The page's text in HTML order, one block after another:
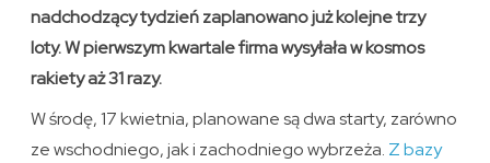
nadchodzący tydzień zaplanowano już kolejne trzy
loty. W pierwszym kwartale firma wysyłała w kosmos
rakiety aż 31 razy.
W środę, 17 kwietnia, planowane są dwa starty, zarówno
ze wschodniego, jak i zachodniego wybrzeża. Z bazy